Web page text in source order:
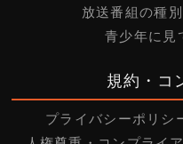
放送番組の種
青少年に見
規約・コ
プライバシーポリシ